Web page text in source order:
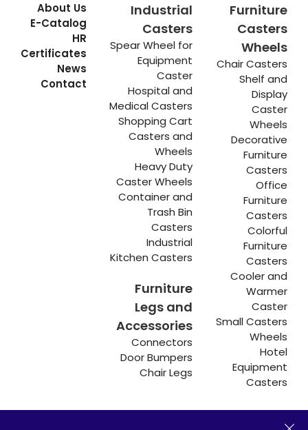
Furniture
Casters
Wheels
Chair Casters
Shelf and
Display
Caster
Wheels
Decorative
Furniture
Casters
Office
Furniture
Casters
Colorful
Furniture
Casters
Cooler and
Warmer
Caster
Small Casters
Wheels
Hotel
Equipment
Casters
Industrial
Casters
Spear Wheel for
Equipment
Caster
Hospital and
Medical Casters
Shopping Cart
Casters and
Wheels
Heavy Duty
Caster Wheels
Container and
Trash Bin
Casters
Industrial
Kitchen Casters
Furniture
Legs and
Accessories
Connectors
Door Bumpers
Chair Legs
About Us
E-Catalog
HR
Certificates
News
Contact